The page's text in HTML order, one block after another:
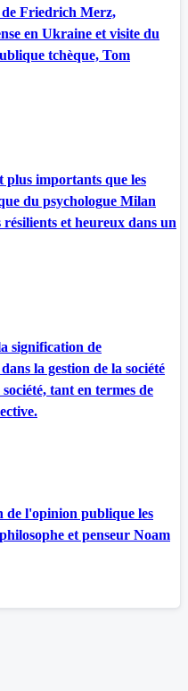
de Friedrich Merz,
en Ukraine et visite du
tchèque, Tom
plus importants que les
du psychologue Milan
et heureux dans un
signification de
la gestion de la société
tant en termes de
de l'opinion publique les
et penseur Noam